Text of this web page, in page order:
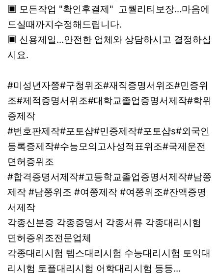
▣ 모든작업 "확인후결제" 고퀄리티보장...마음에
드실때까지수정해드립니다.
▣ 신용제일...안전한 업체와 상담하시고 결정하십
시요.
#미성년자쯩#구청위조#재직증명서위조#민증위
조#제적증명서위조#대학교졸업증명서제작#학위
증제작
#번호판제작#포토샵#민증제작#포토샵s#외국인
등록증제작#수능모의고사성적표위조#국제운전
면허증위조
#합격증명서제작#고등학교졸업증명서제작#남쯩
제작 #남쯩위조 #여쯩제작 #여쯩위조#잔액증명
서제작
각종신분증 각종증명서 각종서류 각종대리시험
면허증위조전문업체
각종대리시험 텝스대리시험 수능대리시험 토익대
리시험 토플대리시험 어학대리시험 등등...